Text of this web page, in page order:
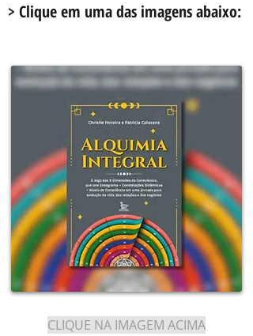
> Clique em uma das imagens abaixo:
CLIQUE NA IMAGEM ACIMA